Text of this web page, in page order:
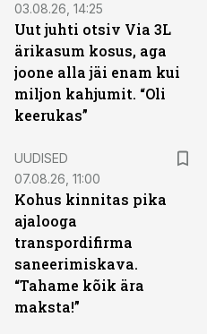
03.08.26, 14:25
Uut juhti otsiv Via 3L
ärikasum kosus, aga
joone alla jäi enam kui
miljon kahjumit. “Oli
keerukas”
UUDISED
07.08.26, 11:00
Kohus kinnitas pika
ajalooga
transpordifirma
saneerimiskava.
“Tahame kõik ära
maksta!”